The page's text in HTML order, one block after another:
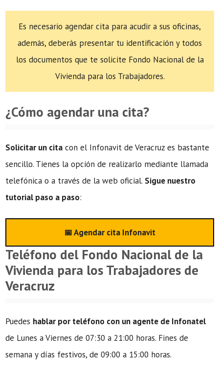
Es necesario agendar cita para acudir a sus oficinas,
además, deberás presentar tu identificación y todos
los documentos que te solicite Fondo Nacional de la
Vivienda para los Trabajadores.
¿Cómo agendar una cita?
Solicitar un cita con el Infonavit de Veracruz es bastante
sencillo. Tienes la opción de realizarlo mediante llamada
telefónica o a través de la web oficial. Sigue nuestro
tutorial paso a paso:
📅 Agendar cita Infonavit
Teléfono del Fondo Nacional de la
Vivienda para los Trabajadores de
Veracruz
Puedes hablar por teléfono con un agente de Infonatel
de Lunes a Viernes de 07:30 a 21:00 horas. Fines de
semana y días festivos, de 09:00 a 15:00 horas.